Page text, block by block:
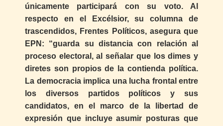
únicamente participará con su voto. Al
respecto en el Excélsior, su columna de
trascendidos, Frentes Políticos, asegura que
EPN: “guarda su distancia con relación al
proceso electoral, al señalar que los dimes y
diretes son propios de la contienda política.
La democracia implica una lucha frontal entre
los diversos partidos políticos y sus
candidatos, en el marco de la libertad de
expresión que incluye asumir posturas que